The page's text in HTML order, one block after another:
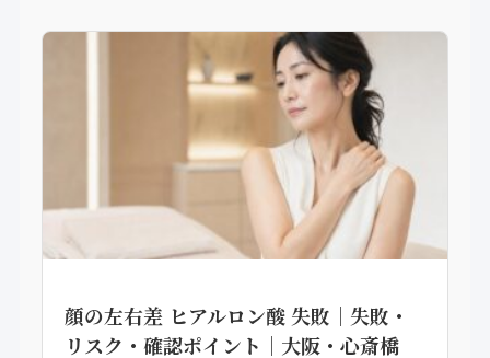
顔の左右差 ヒアルロン酸 失敗｜失敗・
リスク・確認ポイント｜大阪・心斎橋